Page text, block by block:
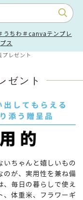
うちわ ＃canvaテンプレ
ス
プレゼント
ゼント
いちゃんと嬉しいもの
のが、実用性を兼ね備
、毎日の暮らしで使え
、体重米、フラワーギ